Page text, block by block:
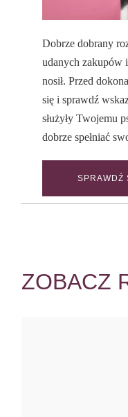
Dobrze dobrany
udanych zakupów
nosił. Przed
się i sprawdź
służyły Twojemu
dobrze spełniać
SPRAWDŹ
ZOBACZ